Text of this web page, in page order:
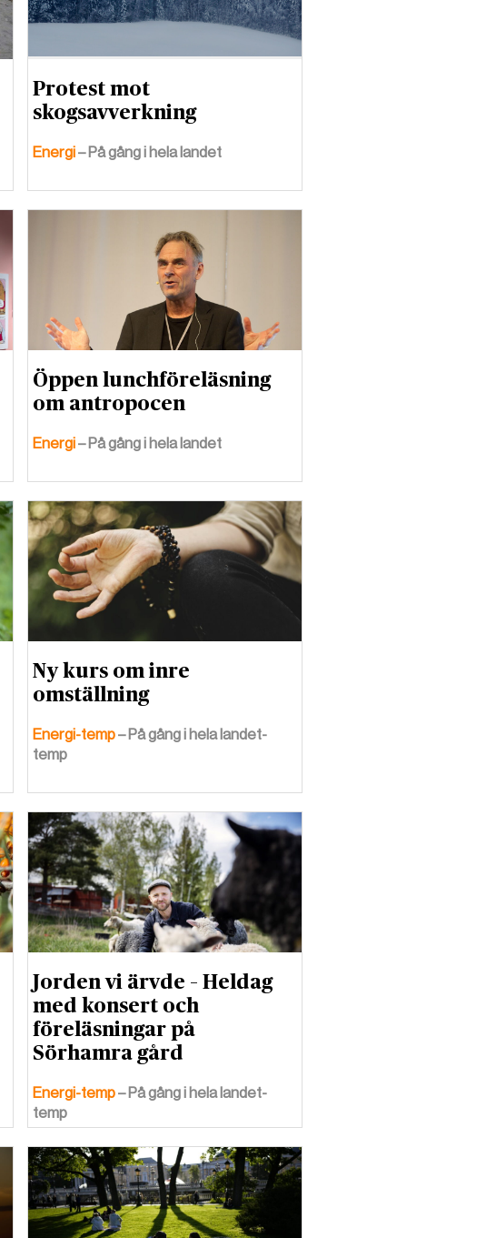
Protest mot
skogsavverkning
Energi– På gång i hela landet
Öppen lunchföreläsning
om antropocen
Energi– På gång i hela landet
Ny kurs om inre
omställning
Energi-temp– På gång i hela landet-
temp
Jorden vi ärvde – Heldag
med konsert och
föreläsningar på
Sörhamra gård
Energi-temp– På gång i hela landet-
temp